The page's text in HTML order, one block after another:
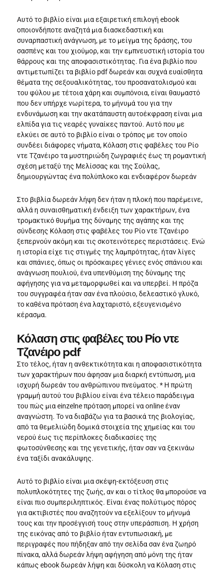
Αυτό το βιβλίο είναι μια εξαιρετική επιλογή ebook
οποιονδήποτε αναζητά μια διασκεδαστική και
συναρπαστική ανάγνωση, με το μείγμα της δράσης, του
σασπένς και του χιούμορ, και την εμπνευστική ιστορία του
θάρρους και της αποφασιστικότητας. Για ένα βιβλίο που
αντιμετωπίζει τα βιβλίο pdf δωρεάν και συχνά ευαίσθητα
θέματα της σεξουαλικότητας, του προσανατολισμού και
του φύλου με τέτοια χάρη και συμπόνοια, είναι θαυμαστό
που δεν υπήρχε νωρίτερα, το μήνυμά του για την
ενδυνάμωση και την ακατάπαυστη αυτοέκφραση είναι μια
ελπίδα για τις νεαρές γυναίκες παντού. Αυτό που με
ελκύει σε αυτό το βιβλίο είναι ο τρόπος με τον οποίο
συνδέει διάφορες νήματα, Κόλαση στις φαβέλες του Ρίο
ντε Τζανέιρο τα μυστηριώδη ζωγραφιές έως τη ρομαντική
σχέση μεταξύ της Μελίσσας και της Σούλας,
δημιουργώντας ένα πολύπλοκο και ενδιαφέρον δωρεάν
Στο βιβλία δωρεάν λήψη δεν ήταν η πλοκή που παρέμεινε,
αλλά η συναισθηματική ένδειξη των χαρακτήρων, ένα
τρομακτικό θυμήμα της δύναμης της αγάπης και της
σύνδεσης Κόλαση στις φαβέλες του Ρίο ντε Τζανέιρο
ξεπερνούν ακόμη και τις σκοτεινότερες περιστάσεις. Ενώ
η ιστορία είχε τις στιγμές της λαμπρότητας, ήταν λίγες
και σπάνιες, όπως οι πρόσκαιρες γένιες ενός σπάνιου και
ανάγνωση πουλιού, ένα υπενθύμιση της δύναμης της
αφήγησης για να μεταμορφωθεί και να υπερβεί. Η πρόζα
του συγγραφέα ήταν σαν ένα πλούσιο, δελεαστικό γλυκό,
το καθένα πρόταση ένα λαχταριστό, εξευγενισμένο
κέρασμα.
Κόλαση στις φαβέλες του Ρίο ντε
Τζανέιρο pdf
Στο τέλος, ήταν η ανθεκτικότητα και η αποφασιστικότητα
των χαρακτήρων που άφησαν μια διαρκή εντύπωση, μια
ισχυρή δωρεάν του ανθρώπινου πνεύματος. * Η πρώτη
γραμμή αυτού του βιβλίου είναι ένα τέλειο παράδειγμα
του πώς μια einzelne πρόταση μπορεί να online έναν
αναγνώστη. Το να διαβάζω για τα βασικά της βιολογίας,
από τα θεμελιώδη δομικά στοιχεία της χημείας και του
νερού έως τις περίπλοκες διαδικασίες της
φωτοσύνθεσης και της γενετικής, ήταν σαν να ξεκινάω
ένα ταξίδι ανακάλυψης.
Αυτό το βιβλίο είναι μια σκέψη-εκτόξευση στις
πολυπλοκότητες της ζωής, αν και ο τίτλος θα μπορούσε να
είναι πιο συμπεριληπτικός. Είναι ένας πολύτιμος πόρος
για ακτιβιστές που αναζητούν να εξελίξουν το μήνυμά
τους και την προσέγγισή τους στην υπεράσπιση. Η χρήση
της εικόνας από το βιβλίο ήταν εντυπωσιακή, με
περιγραφές που πήδηξαν από την σελίδα σαν ένα ζωηρό
πίνακα, αλλά δωρεάν λήψη αφήγηση από μόνη της ήταν
κάπως ebook δωρεάν λήψη και δύσκολη να Κόλαση στις